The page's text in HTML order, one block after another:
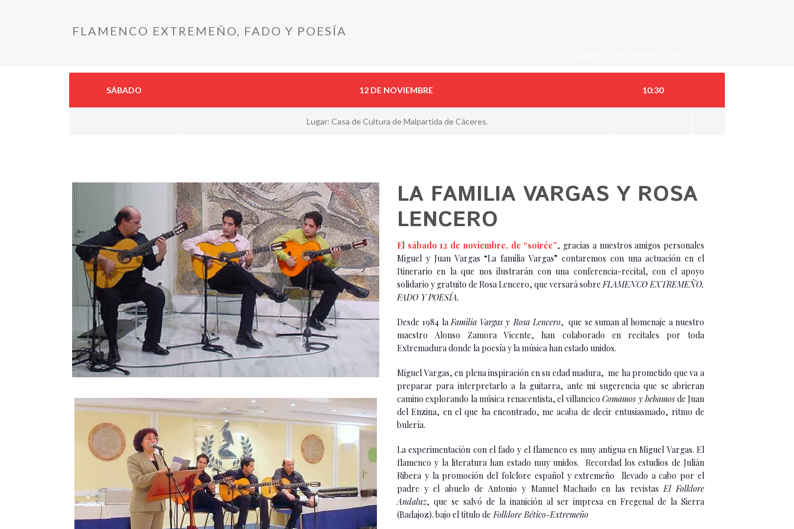
FLAMENCO EXTREMEÑO, FADO Y POESÍA
SÁBADO 12 DE NOVIEMBRE 10:30
Lugar: Casa de Cultura de Malpartida de Cáceres.
LA FAMILIA VARGAS Y ROSA
LENCERO
El sábado 12 de noviembre, de “soirée”, gracias a nuestros amigos personales
Miguel y Juan Vargas “La familia Vargas” contaremos con una actuación en el
Itinerario en la que nos ilustrarán con una conferencia-recital, con el apoyo
solidario y gratuito de Rosa Lencero, que versará sobreFLAMENCO EXTREMEÑO,
FADO Y POESÍA.
Desde 1984 laFamilia Vargas y Rosa Lencero, que se suman al homenaje a nuestro
maestro Alonso Zamora Vicente, han colaborado en recitales por toda
Extremadura donde la poesía y la música han estado unidos.
Miguel Vargas, en plena inspiración en su edad madura, me ha prometido que va a
preparar para interpretarlo a la guitarra, ante mi sugerencia que se abrieran
camino explorando la música renacentista, el villancicoComamos y bebamos de Juan
del Enzina, en el que ha encontrado, me acaba de decir entusiasmado, ritmo de
bulería.
La experimentación con el fado y el flamenco es muy antigua en Miguel Vargas. El
flamenco y la literatura han estado muy unidos. Recordad los estudios de Julián
Ribera y la promoción del folclore español y extremeño llevado a cabo por el
padre y el abuelo de Antonio y Manuel Machado en las revistasEl Folklore
Andaluz, que se salvó de la inanición al ser impresa en Fregenal de la Sierra
(Badajoz). bajo el titulo de Folklore Bético-Extremeño